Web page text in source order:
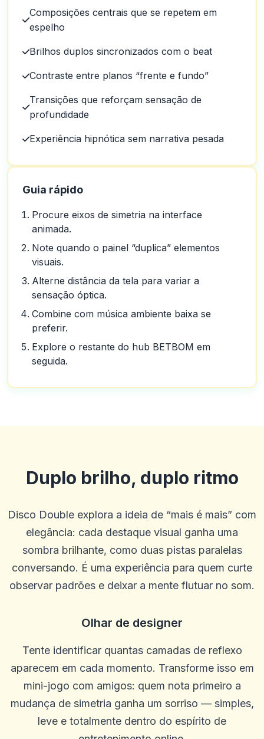
Composições centrais que se repetem em
espelho
Brilhos duplos sincronizados com o beat
Contraste entre planos “frente e fundo”
Transições que reforçam sensação de
profundidade
Experiência hipnótica sem narrativa pesada
Guia rápido
Procure eixos de simetria na interface
animada.
Note quando o painel “duplica” elementos
visuais.
Alterne distância da tela para variar a
sensação óptica.
Combine com música ambiente baixa se
preferir.
Explore o restante do hub BETBOM em
seguida.
Duplo brilho, duplo ritmo
Disco Double explora a ideia de “mais é mais” com
elegância: cada destaque visual ganha uma
sombra brilhante, como duas pistas paralelas
conversando. É uma experiência para quem curte
observar padrões e deixar a mente flutuar no som.
Olhar de designer
Tente identificar quantas camadas de reflexo
aparecem em cada momento. Transforme isso em
mini-jogo com amigos: quem nota primeiro a
mudança de simetria ganha um sorriso — simples,
leve e totalmente dentro do espírito de
Khiêm Phạm
Lee Guerrero
2025-10-15 07:14:12
SEM problemas para retirar. Os agentes estão sempre dispostos a
ajudar e me orientar em qualquer problema que tive. Melhor site
até agora. Feliz com tudo
0 0
Margaret Rodriguez
2025-10-03 11:10:46